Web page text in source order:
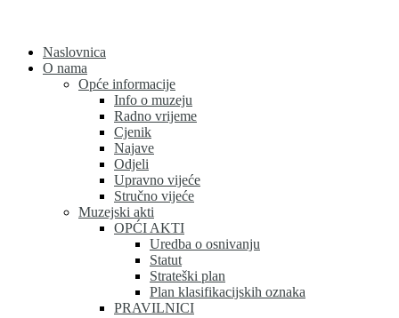
contentNaslovnica
O nama
Opće informacije
Info o muzeju
Radno vrijeme
Cjenik
Najave
Odjeli
Upravno vijeće
Stručno vijeće
Muzejski akti
OPĆI AKTI
Uredba o osnivanju
Statut
Strateški plan
Plan klasifikacijskih oznaka
PRAVILNICI